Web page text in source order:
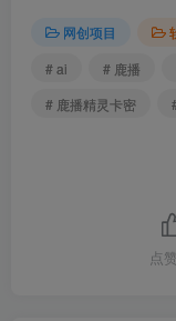
网创项目
# ai
# 鹿播
# 鹿播精灵卡密
点赞